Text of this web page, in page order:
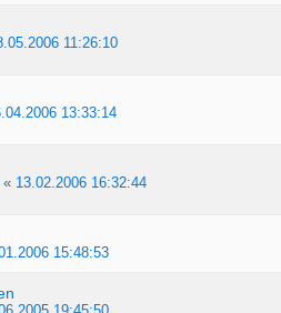
11:26:10
13:33:14
« 13.02.2006 16:32:44
15:48:53